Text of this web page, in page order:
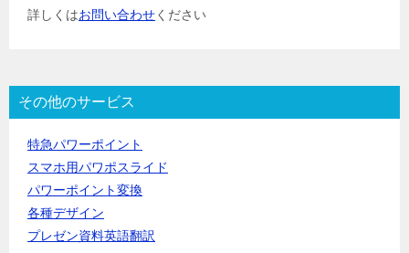
詳しくはお問い合わせください
その他のサービス
特急パワーポイント
スマホ用パワポスライド
パワーポイント変換
各種デザイン
プレゼン資料英語翻訳